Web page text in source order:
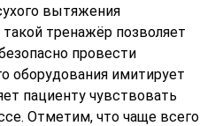
вытяжения
тренажёр позволяет
провести
оборудования имитирует
пациенту чувствовать
Отметим, что чаще всего